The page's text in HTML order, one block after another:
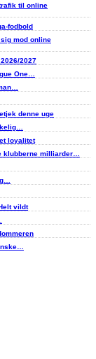
til online
fodbold
mod online
2027
One…
denne uge
loyalitet
klubberne milliarder…
vildt